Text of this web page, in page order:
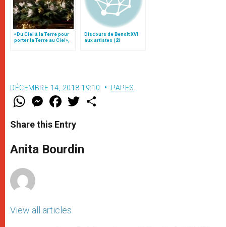
«Du Ciel à la Terre pour
porter la Terre au Ciel»,
Discours de Benoît XVI
aux artistes (21
novembre)
DÉCEMBRE 14, 2018 19:10 PAPES
W
t
s
p
p
M
e
s
e
g
e
F
a
e
b
o
k
w
r
Share this Entry
Anita Bourdin
View all articles